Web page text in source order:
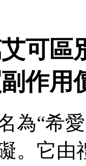
可區
作用
為“希
。它